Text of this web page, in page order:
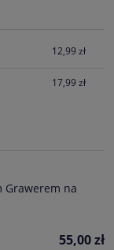
12,99 zł
17,99 zł
Grawerem na
55,00 zł